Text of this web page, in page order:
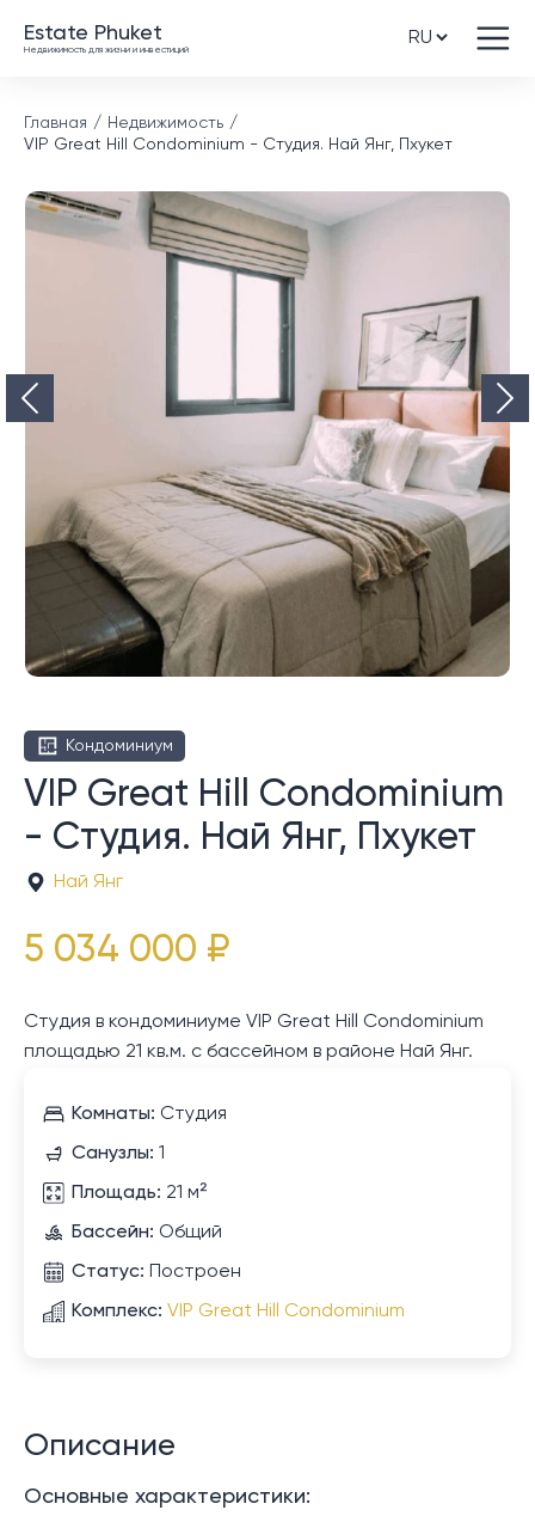
Estate Phuket
Недвижимость для жизни и инвестиций
Главная
Недвижимость
VIP Great Hill Condominium - Студия. Най Янг, Пхукет
Кондоминиум
VIP Great Hill Condominium
- Студия. Най Янг, Пхукет
Най Янг
5 034 000 ₽
Студия в кондоминиуме VIP Great Hill Condominium
площадью 21 кв.м. с бассейном в районе Най Янг.
Комнаты: Студия
Санузлы: 1
Площадь: 21 м²
Бассейн: Общий
Статус: Построен
Комплекс: VIP Great Hill Condominium
Описание
Основные характеристики: